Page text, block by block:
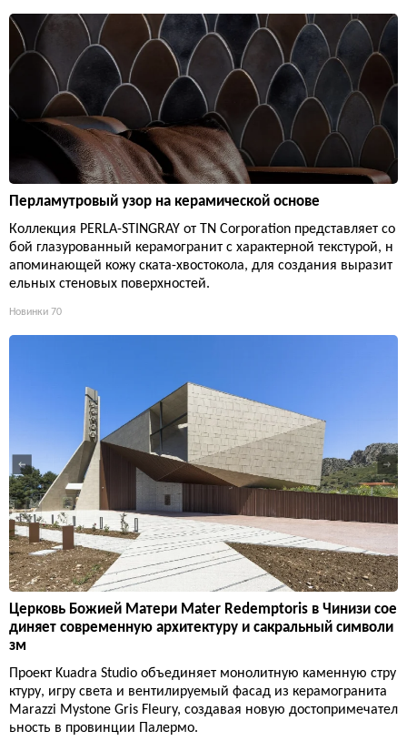
Перламутровый узор на керамической основе
Коллекция PERLA-STINGRAY от TN Corporation представляет со
бой глазурованный керамогранит с характерной текстурой, н
апоминающей кожу ската-хвостокола, для создания выразит
ельных стеновых поверхностей.
Новинки 70
Церковь Божией Матери Mater Redemptoris в Чинизи сое
диняет современную архитектуру и сакральный символи
зм
Проект Kuadra Studio объединяет монолитную каменную стру
ктуру, игру света и вентилируемый фасад из керамогранита
Marazzi Mystone Gris Fleury, создавая новую достопримечател
ьность в провинции Палермо.